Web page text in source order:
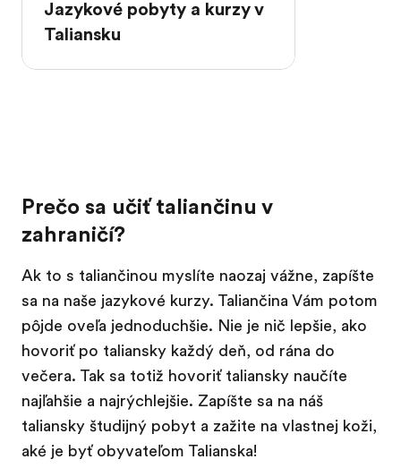
Jazykové pobyty a kurzy v
Taliansku
Prečo sa učiť taliančinu v
zahraničí?
Ak to s taliančinou myslíte naozaj vážne, zapíšte
sa na naše jazykové kurzy. Taliančina Vám potom
pôjde oveľa jednoduchšie. Nie je nič lepšie, ako
hovoriť po taliansky každý deň, od rána do
večera. Tak sa totiž hovoriť taliansky naučíte
najľahšie a najrýchlejšie. Zapíšte sa na náš
taliansky študijný pobyt a zažite na vlastnej koži,
aké je byť obyvateľom Talianska!